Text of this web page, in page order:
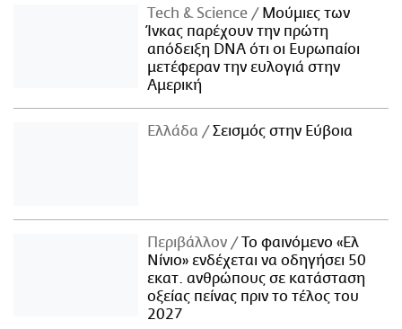
Τech & Science
Μούμιες των
Ίνκας παρέχουν την πρώτη
απόδειξη DNA ότι οι Ευρωπαίοι
μετέφεραν την ευλογιά στην
Αμερική
Ελλάδα Σεισμός στην Εύβοια
Περιβάλλον
Το φαινόμενο «Ελ
Νίνιο» ενδέχεται να οδηγήσει 50
εκατ. ανθρώπους σε κατάσταση
οξείας πείνας πριν το τέλος του
2027